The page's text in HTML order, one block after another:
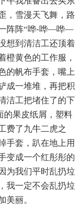
，雪漫天飞舞，路
阵阵“哗-哗—哗—
想到清洁工还顶着
橙黄色的工作服，
的帆布手套，嘴上
成一堆堆，再把积
洁工把堵住了的下
的果皮纸屑，塑料
费了九牛二虎之
手套，趴在地上用
变成一个红彤彤的
为我们平时乱扔垃
我一定不会乱扔垃
美丽。